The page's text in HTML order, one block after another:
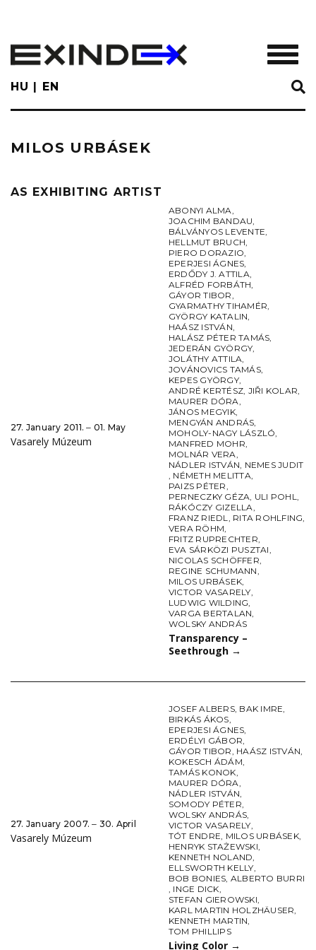
main
content
HU EN
MILOS URBÁSEK
AS EXHIBITING ARTIST
27. January 2011. ‒ 01. May
Vasarely Múzeum
ABONYI ALMA,
JOACHIM BANDAU,
BÁLVÁNYOS LEVENTE,
HELLMUT BRUCH,
PIERO DORAZIO,
EPERJESI ÁGNES,
ERDŐDY J. ATTILA,
ALFRÉD FORBÁTH,
GÁYOR TIBOR,
GYARMATHY TIHAMÉR,
GYÖRGY KATALIN,
HAÁSZ ISTVÁN,
HALÁSZ PÉTER TAMÁS,
JEDERÁN GYÖRGY,
JOLÁTHY ATTILA,
JOVÁNOVICS TAMÁS,
KEPES GYÖRGY,
ANDRÉ KERTÉSZ, JIŘI KOLAR,
MAURER DÓRA,
JÁNOS MEGYIK,
MENGYÁN ANDRÁS,
MOHOLY-NAGY LÁSZLÓ,
MANFRED MOHR,
MOLNÁR VERA,
NÁDLER ISTVÁN, NEMES JUDIT
, NÉMETH MELITTA,
PAIZS PÉTER,
PERNECZKY GÉZA, ULI POHL,
RÁKÓCZY GIZELLA,
FRANZ RIEDL, RITA ROHLFING,
VERA RÖHM,
FRITZ RUPRECHTER,
EVA SÁRKÖZI PUSZTAI,
NICOLAS SCHÖFFER,
REGINE SCHUMANN,
MILOS URBÁSEK,
VICTOR VASARELY,
LUDWIG WILDING,
VARGA BERTALAN,
WOLSKY ANDRÁS
Transparency –
Seethrough →
27. January 2007. ‒ 30. April
Vasarely Múzeum
JOSEF ALBERS, BAK IMRE,
BIRKÁS ÁKOS,
EPERJESI ÁGNES,
ERDÉLYI GÁBOR,
GÁYOR TIBOR, HAÁSZ ISTVÁN,
KOKESCH ÁDÁM,
TAMÁS KONOK,
MAURER DÓRA,
NÁDLER ISTVÁN,
SOMODY PÉTER,
WOLSKY ANDRÁS,
VICTOR VASARELY,
TÓT ENDRE, MILOS URBÁSEK,
HENRYK STAŻEWSKI,
KENNETH NOLAND,
ELLSWORTH KELLY,
BOB BONIES, ALBERTO BURRI
, INGE DICK,
STEFAN GIEROWSKI,
KARL MARTIN HOLZHÄUSER,
KENNETH MARTIN,
TOM PHILLIPS
Living Color →